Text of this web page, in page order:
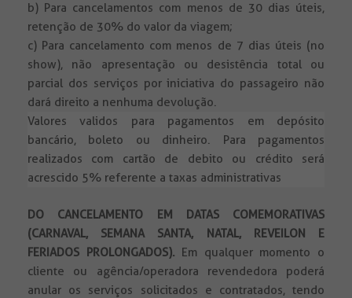
b) Para cancelamentos com menos de 30 dias úteis,
retenção de 30% do valor da viagem;
c) Para cancelamento com menos de 7 dias úteis (no
show), não apresentação ou desistência total ou
parcial dos serviços por iniciativa do passageiro não
dará direito a nenhuma devolução.
Valores validos para pagamentos em depósito
bancário, boleto ou dinheiro. Para pagamentos
realizados com cartão de debito ou crédito será
acrescido 5% referente a taxas administrativas
DO CANCELAMENTO EM DATAS COMEMORATIVAS
(CARNAVAL, SEMANA SANTA, NATAL, REVEILON E
FERIADOS PROLONGADOS). Em qualquer momento o
cliente ou agência/operadora revendedora poderá
anular os serviços solicitados e contratados, tendo